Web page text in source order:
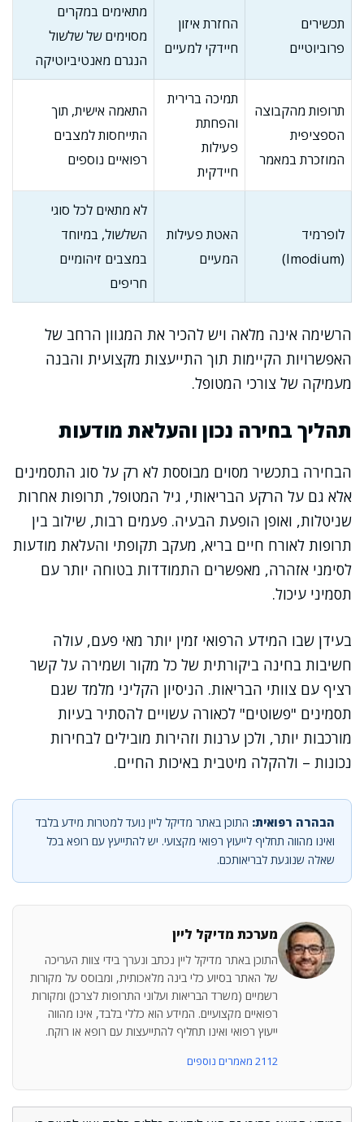
תכשירים
פרוביוטיים
החזרת איזון
חיידקי למעיים
מתאימים במקרים
מסוימים של שלשול
הנגרם מאנטיביוטיקה
תרופות מהקבוצה
הספציפית
המוזכרת במאמר
תמיכה ברירית
והפחתת
פעילות
חיידקית
התאמה אישית, תוך
התייחסות למצבים
רפואיים נוספים
לופרמיד
(Imodium)
האטת פעילות
המעיים
לא מתאים לכל סוגי
השלשול, במיוחד
במצבים זיהומיים
חריפים
הרשימה אינה מלאה ויש להכיר את המגוון הרחב של
האפשרויות הקיימות תוך התייעצות מקצועית והבנה
מעמיקה של צורכי המטופל.
תהליך בחירה נכון והעלאת מודעות
הבחירה בתכשיר מסוים מבוססת לא רק על סוג התסמינים
אלא גם על הרקע הבריאותי, גיל המטופל, תרופות אחרות
שניטלות, ואופן הופעת הבעיה. פעמים רבות, שילוב בין
תרופות לאורח חיים בריא, מעקב תקופתי והעלאת מודעות
לסימני אזהרה, מאפשרים התמודדות בטוחה יותר עם
תסמיני עיכול.
בעידן שבו המידע הרפואי זמין יותר מאי פעם, עולה
חשיבות בחינה ביקורתית של כל מקור ושמירה על קשר
רציף עם צוותי הבריאות. הניסיון הקליני מלמד שגם
תסמינים "פשוטים" לכאורה עשויים להסתיר בעיות
מורכבות יותר, ולכן ערנות וזהירות מובילים לבחירות
נכונות – ולהקלה מיטבית באיכות החיים.
הבהרה רפואית: התוכן באתר מדיקל ליין נועד למטרות מידע בלבד
ואינו מהווה תחליף לייעוץ רפואי מקצועי. יש להתייעץ עם רופא בכל
שאלה שנוגעת לבריאותכם.
מערכת מדיקל ליין
התוכן באתר מדיקל ליין נכתב ונערך בידי צוות העריכה
של האתר בסיוע כלי בינה מלאכותית, ומבוסס על מקורות
רשמיים (משרד הבריאות ועלוני התרופות לצרכן) ומקורות
רפואיים מקצועיים. המידע הוא כללי בלבד, אינו מהווה
ייעוץ רפואי ואינו תחליף להתייעצות עם רופא או רוקח.
2112 מאמרים נוספים